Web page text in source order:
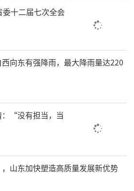
十二届七次全会
向东有强降雨，最大降雨量达220
：“没有担当，当
山东加快塑造高质量发展新优势